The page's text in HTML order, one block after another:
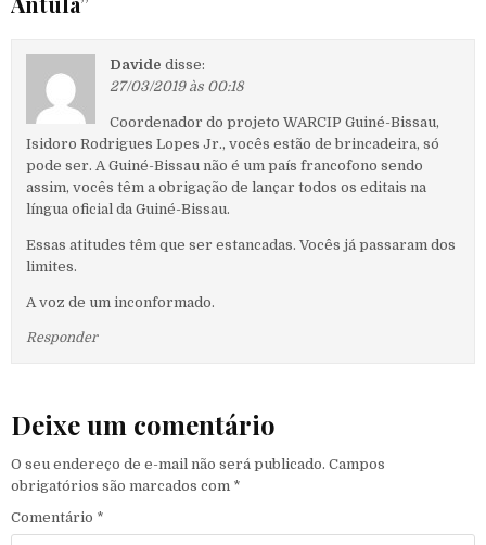
Davide disse:
27/03/2019 às 00:18
Coordenador do projeto WARCIP Guiné-Bissau,
Isidoro Rodrigues Lopes Jr., vocês estão de brincadeira, só
pode ser. A Guiné-Bissau não é um país francofono sendo
assim, vocês têm a obrigação de lançar todos os editais na
língua oficial da Guiné-Bissau.
Essas atitudes têm que ser estancadas. Vocês já passaram dos
limites.
A voz de um inconformado.
Responder
Deixe um comentário
O seu endereço de e-mail não será publicado. Campos
obrigatórios são marcados com *
Comentário *